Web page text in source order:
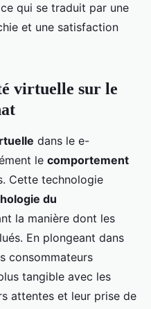
qui se traduit par une
et une satisfaction
virtuelle sur le
dans le e-
le comportement
Cette technologie
du
la manière dont les
En plongeant dans
consommateurs
tangible avec les
attentes et leur prise de